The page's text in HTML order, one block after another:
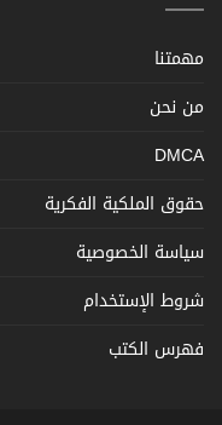
مهمتنا
من نحن
DMCA
حقوق الملكية الفكرية
سياسة الخصوصية
شروط الإستخدام
فهرس الكتب